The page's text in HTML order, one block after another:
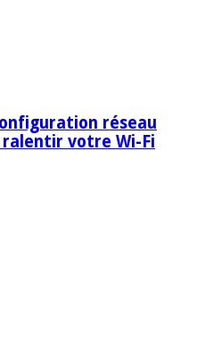
réseau
votre Wi-Fi